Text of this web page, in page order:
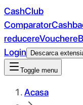
CashClub
Comparator
reducereVouchere
Login
Descarca
Toggle menu
Acasa